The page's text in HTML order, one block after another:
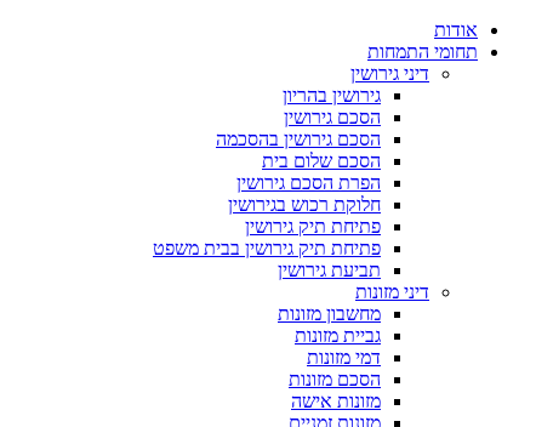
אודות
תחומי התמחות
דיני גירושין
גירושין בהריון
הסכם גירושין
הסכם גירושין בהסכמה
הסכם שלום בית
הפרת הסכם גירושין
חלוקת רכוש בגירושין
פתיחת תיק גירושין
פתיחת תיק גירושין בבית משפט
תביעת גירושין
דיני מזונות
מחשבון מזונות
גביית מזונות
דמי מזונות
הסכם מזונות
מזונות אישה
מזונות זמניים